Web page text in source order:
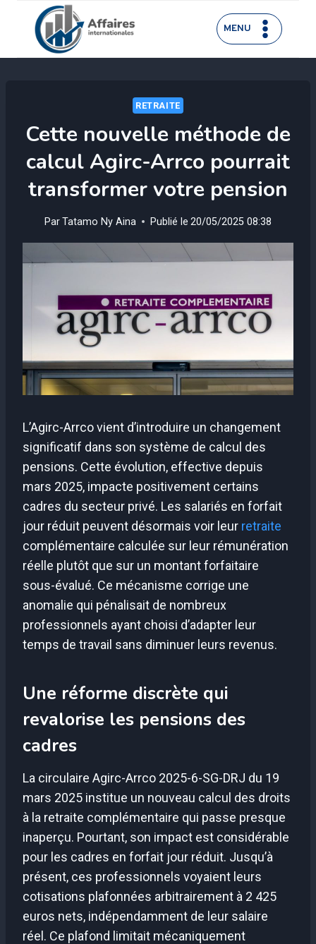
contenu
MENU
RETRAITE
Cette nouvelle méthode de
calcul Agirc-Arrco pourrait
transformer votre pension
ParTatamo Ny Aina Publié le 20/05/2025 08:38
L’Agirc-Arrco vient d’introduire un changement
significatif dans son système de calcul des
pensions. Cette évolution, effective depuis
mars 2025, impacte positivement certains
cadres du secteur privé. Les salariés en forfait
jour réduit peuvent désormais voir leur retraite
complémentaire calculée sur leur rémunération
réelle plutôt que sur un montant forfaitaire
sous-évalué. Ce mécanisme corrige une
anomalie qui pénalisait de nombreux
professionnels ayant choisi d’adapter leur
temps de travail sans diminuer leurs revenus.
Une réforme discrète qui
revalorise les pensions des
cadres
La circulaire Agirc-Arrco 2025-6-SG-DRJ du 19
mars 2025 institue un nouveau calcul des droits
à la retraite complémentaire qui passe presque
inaperçu. Pourtant, son impact est considérable
pour les cadres en forfait jour réduit. Jusqu’à
présent, ces professionnels voyaient leurs
cotisations plafonnées arbitrairement à 2 425
euros nets, indépendamment de leur salaire
réel. Ce plafond limitait mécaniquement